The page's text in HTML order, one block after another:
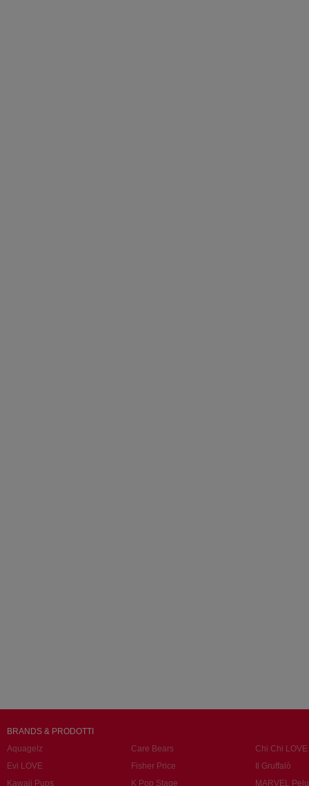
BRANDS & PRODOTTI
Aquagelz
Care Bears
Chi Chi LOVE
Evi LOVE
Fisher Price
Il Gruffalò
Kawaii Pups
K Pop Stage MARVEL